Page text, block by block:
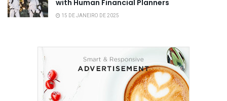
with Human Financial Planners
15 DE JANEIRO DE 2025